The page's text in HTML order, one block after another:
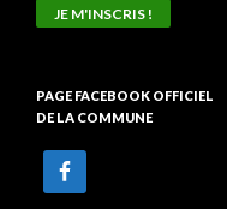
PAGE FACEBOOK OFFICIEL
DE LA COMMUNE